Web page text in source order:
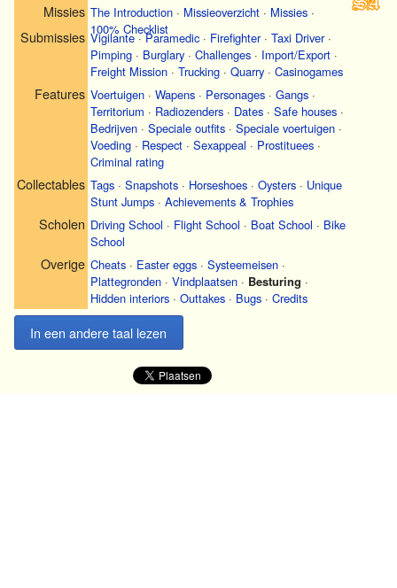
Missies The Introduction · Missieoverzicht · Missies ·
100% Checklist
Submissies Vigilante·Paramedic · Firefighter· Taxi Driver·
Pimping · Burglary · Challenges · Import/Export ·
Freight Mission · Trucking · Quarry · Casinogames
Features Voertuigen · Wapens · Personages · Gangs ·
Territorium · Radiozenders · Dates · Safe houses ·
Bedrijven · Speciale outfits · Speciale voertuigen ·
Voeding · Respect · Sexappeal · Prostituees ·
Criminal rating
Collectables Tags · Snapshots · Horseshoes · Oysters · Unique
Stunt Jumps · Achievements & Trophies
Scholen Driving School · Flight School · Boat School · Bike
School
Overige Cheats · Easter eggs · Systeemeisen ·
Plattegronden · Vindplaatsen · Besturing ·
Hidden interiors · Outtakes · Bugs · Credits
In een andere taal lezen